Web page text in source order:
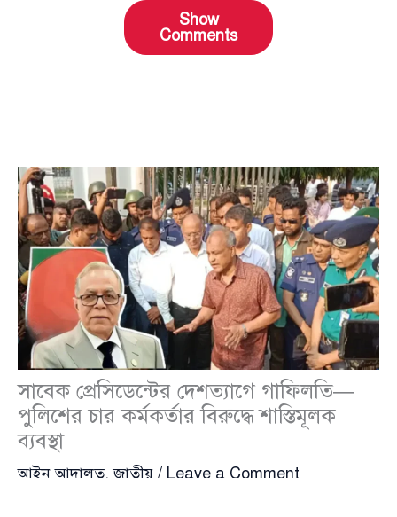
Show
Comments
সাবেক প্রেসিডেন্টের দেশত্যাগে গাফিলতি—
পুলিশের চার কর্মকর্তার বিরুদ্ধে শাস্তিমূলক
ব্যবস্থা
আইন আদালত,জাতীয় / Leave a Comment